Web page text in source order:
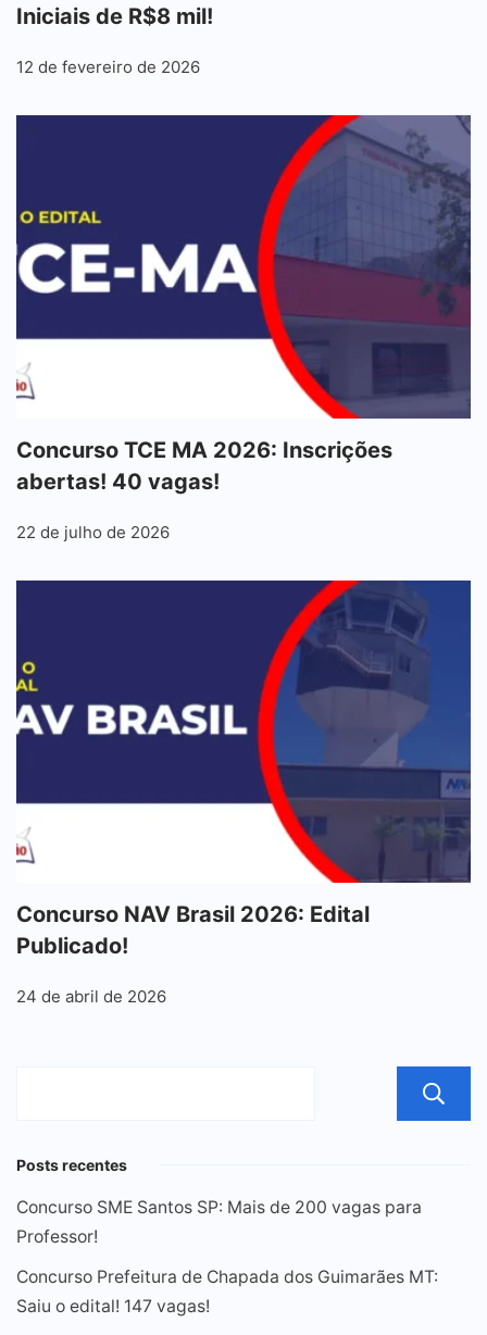
Iniciais de R$8 mil!
12 de fevereiro de 2026
Concurso TCE MA 2026: Inscrições
abertas! 40 vagas!
22 de julho de 2026
Concurso NAV Brasil 2026: Edital
Publicado!
24 de abril de 2026
Posts recentes
Concurso SME Santos SP: Mais de 200 vagas para
Professor!
Concurso Prefeitura de Chapada dos Guimarães MT:
Saiu o edital! 147 vagas!